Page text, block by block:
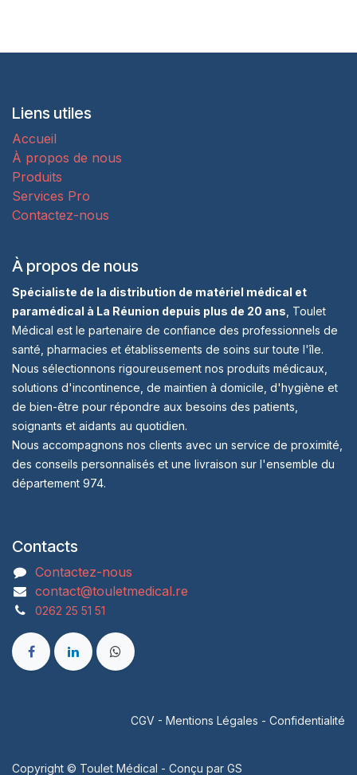
Liens utiles
Accueil
À propos de nous
Produits
Services Pro
Contactez-nous
À propos de nous
Spécialiste de la distribution de matériel médical et
paramédical à La Réunion depuis plus de 20 ans , Toulet
Médical est le partenaire de confiance des professionnels de
santé, pharmacies et établissements de soins sur toute l'île.
Nous sélectionnons rigoureusement nos produits médicaux,
solutions d'incontinence, de maintien à domicile, d'hygiène et
de bien-être pour répondre aux besoins des patients,
soignants et aidants au quotidien.
Nous accompagnons nos clients avec un service de proximité,
des conseils personnalisés et une livraison sur l'ensemble du
département 974.
Contacts
Contactez-nous
contact@touletmedical.re
0262 25 51 51
CGV - Mentions Légales - Confidentialité
Copyright © Toulet Médical - Conçu par GS